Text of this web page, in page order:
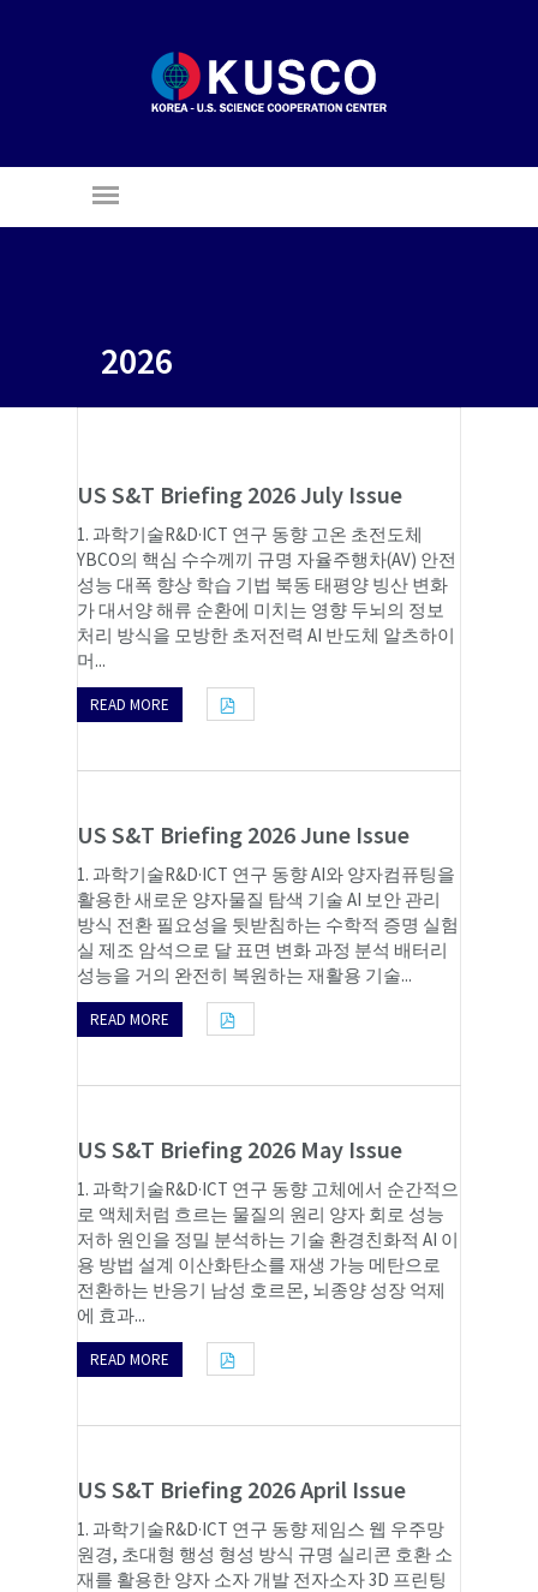
2026
US S&T Briefing 2026 July Issue
1. 과학기술R&D·ICT 연구 동향 고온 초전도체
YBCO의 핵심 수수께끼 규명 자율주행차(AV) 안전
성능 대폭 향상 학습 기법 북동 태평양 빙산 변화
가 대서양 해류 순환에 미치는 영향 두뇌의 정보
처리 방식을 모방한 초저전력 AI 반도체 알츠하이
머...
READ MORE
US S&T Briefing 2026 June Issue
1. 과학기술R&D·ICT 연구 동향 AI와 양자컴퓨팅을
활용한 새로운 양자물질 탐색 기술 AI 보안 관리
방식 전환 필요성을 뒷받침하는 수학적 증명 실험
실 제조 암석으로 달 표면 변화 과정 분석 배터리
성능을 거의 완전히 복원하는 재활용 기술...
READ MORE
US S&T Briefing 2026 May Issue
1. 과학기술R&D·ICT 연구 동향 고체에서 순간적으
로 액체처럼 흐르는 물질의 원리 양자 회로 성능
저하 원인을 정밀 분석하는 기술 환경친화적 AI 이
용 방법 설계 이산화탄소를 재생 가능 메탄으로
전환하는 반응기 남성 호르몬, 뇌종양 성장 억제
에 효과...
READ MORE
US S&T Briefing 2026 April Issue
1. 과학기술R&D·ICT 연구 동향 제임스 웹 우주망
원경, 초대형 행성 형성 방식 규명 실리콘 호환 소
재를 활용한 양자 소자 개발 전자소자 3D 프린팅